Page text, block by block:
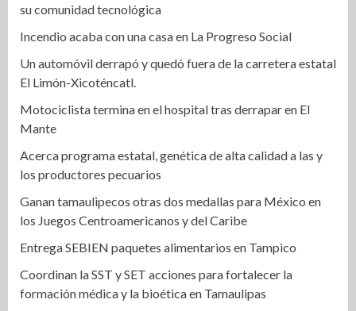
su comunidad tecnológica
Incendio acaba con una casa en La Progreso Social
Un automóvil derrapó y quedó fuera de la carretera estatal
El Limón-Xicoténcatl.
Motociclista termina en el hospital tras derrapar en El
Mante
Acerca programa estatal, genética de alta calidad a las y
los productores pecuarios
Ganan tamaulipecos otras dos medallas para México en
los Juegos Centroamericanos y del Caribe
Entrega SEBIEN paquetes alimentarios en Tampico
Coordinan la SST y SET acciones para fortalecer la
formación médica y la bioética en Tamaulipas